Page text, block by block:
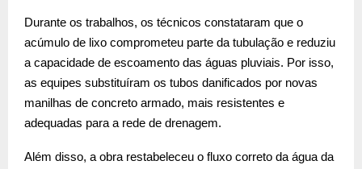
Durante os trabalhos, os técnicos constataram que o
acúmulo de lixo comprometeu parte da tubulação e reduziu
a capacidade de escoamento das águas pluviais. Por isso,
as equipes substituíram os tubos danificados por novas
manilhas de concreto armado, mais resistentes e
adequadas para a rede de drenagem.
Além disso, a obra restabeleceu o fluxo correto da água da